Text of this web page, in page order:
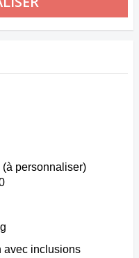
(à personnaliser)
avec inclusions